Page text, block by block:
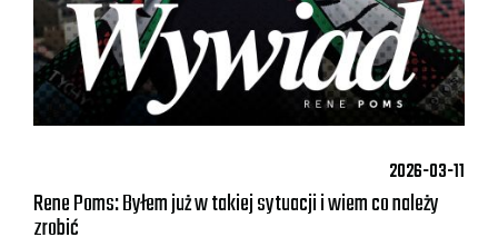
2026-03-11
Rene Poms: Byłem już w takiej sytuacji i wiem co należy
zrobić